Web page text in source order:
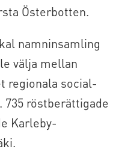
Österbotten.
namninsamling
välja mellan
regionala social-
735 röstberättigade
Karleby-